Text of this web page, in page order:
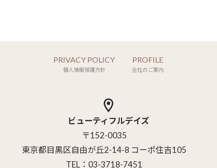
PRIVACY POLICY
個人情報保護方針
PROFILE
会社のご案内
ビューティフルデイズ
〒152-0035
東京都目黒区自由が丘2-14-8 コーポ住吉105
TEL：03-3718-7451